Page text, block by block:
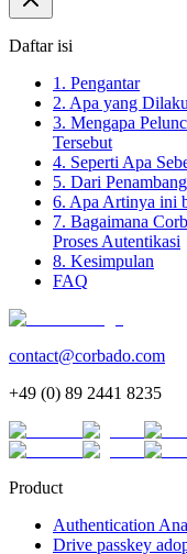
Daftar isi
1. Pengantar
2. Apa yang
3. Mengapa
Tersebut
4. Seperti Apa
5. Dari
6. Apa Artinya ini
7. Bagaimana
Proses Autentikasi
8. Kesimpulan
FAQ
contact@corbado.com
+49 (0) 89 2441 8235
Product
Authentication
Drive passkey